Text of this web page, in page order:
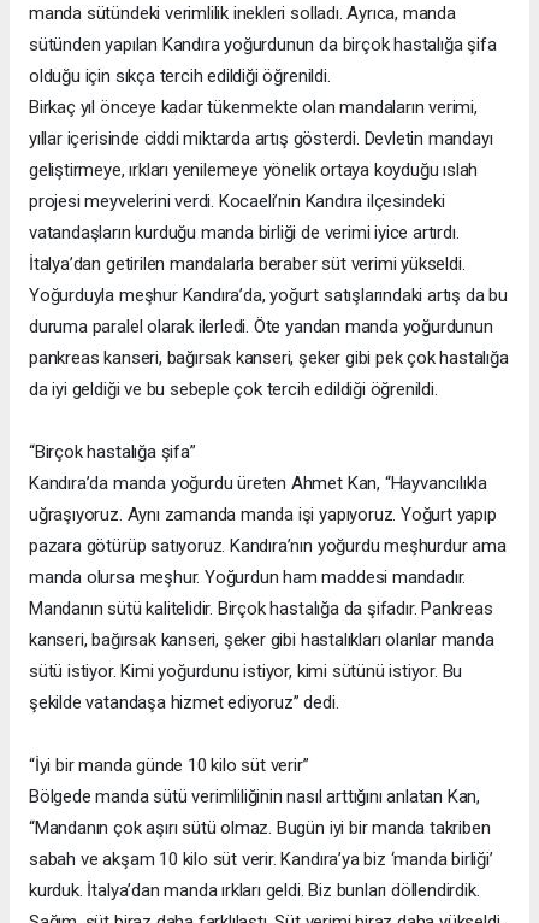
manda sütündeki verimlilik inekleri solladı. Ayrıca, manda
sütünden yapılan Kandıra yoğurdunun da birçok hastalığa şifa
olduğu için sıkça tercih edildiği öğrenildi.
Birkaç yıl önceye kadar tükenmekte olan mandaların verimi,
yıllar içerisinde ciddi miktarda artış gösterdi. Devletin mandayı
geliştirmeye, ırkları yenilemeye yönelik ortaya koyduğu ıslah
projesi meyvelerini verdi. Kocaeli’nin Kandıra ilçesindeki
vatandaşların kurduğu manda birliği de verimi iyice artırdı.
İtalya’dan getirilen mandalarla beraber süt verimi yükseldi.
Yoğurduyla meşhur Kandıra’da, yoğurt satışlarındaki artış da bu
duruma paralel olarak ilerledi. Öte yandan manda yoğurdunun
pankreas kanseri, bağırsak kanseri, şeker gibi pek çok hastalığa
da iyi geldiği ve bu sebeple çok tercih edildiği öğrenildi.
“Birçok hastalığa şifa”
Kandıra’da manda yoğurdu üreten Ahmet Kan, “Hayvancılıkla
uğraşıyoruz. Aynı zamanda manda işi yapıyoruz. Yoğurt yapıp
pazara götürüp satıyoruz. Kandıra’nın yoğurdu meşhurdur ama
manda olursa meşhur. Yoğurdun ham maddesi mandadır.
Mandanın sütü kalitelidir. Birçok hastalığa da şifadır. Pankreas
kanseri, bağırsak kanseri, şeker gibi hastalıkları olanlar manda
sütü istiyor. Kimi yoğurdunu istiyor, kimi sütünü istiyor. Bu
şekilde vatandaşa hizmet ediyoruz” dedi.
“İyi bir manda günde 10 kilo süt verir”
Bölgede manda sütü verimliliğinin nasıl arttığını anlatan Kan,
“Mandanın çok aşırı sütü olmaz. Bugün iyi bir manda takriben
sabah ve akşam 10 kilo süt verir. Kandıra’ya biz ‘manda birliği’
kurduk. İtalya’dan manda ırkları geldi. Biz bunları döllendirdik.